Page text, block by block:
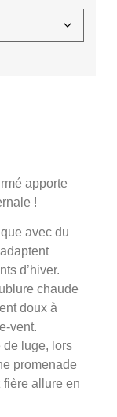
apporte
!
avec du
d’hiver.
chaude
doux à
vent.
de luge, lors
promenade
fière allure en